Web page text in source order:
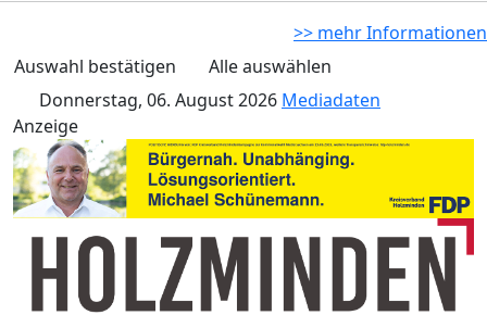
>> mehr Informationen
Auswahl bestätigen
Alle auswählen
Donnerstag, 06. August 2026 Mediadaten
Anzeige